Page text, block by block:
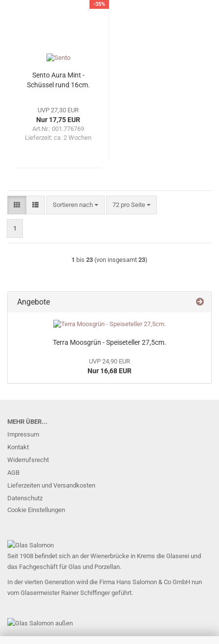
-35%
Sento Aura Mint -
Schüssel rund 16cm.
UVP 27,30 EUR
Nur 17,75 EUR
Art.Nr.: 001.776769
Lieferzeit: ca. 2 Wochen
Sortieren nach
Sortieren nach 72 pro Seite
pro Seite
1
1 bis 23 (von insgesamt 23)
Angebote
Terra Moosgrün - Speiseteller 27,5cm.
UVP 24,90 EUR
Nur 16,68 EUR
MEHR ÜBER...
Impressum
Kontakt
Widerrufsrecht
AGB
Lieferzeiten und Versandkosten
Datenschutz
Cookie Einstellungen
Seit 1908 befindet sich an der Wienerbrücke in Krems die Glaserei und
das Fachgeschäft für Glas und Porzellan.
In der vierten Generation wird die Firma Hans Salomon & Co GmbH nun
vom Glasermeister Rainer Schiffinger geführt.